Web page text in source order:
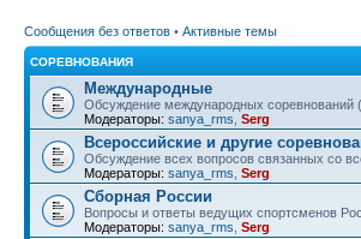
Сообщения без ответов • Активные темы
СОРЕВНОВАНИЯ
Международные
Обсуждение международных
Модераторы: sanya_rms Serg
Всероссийские и другие
Обсуждение всех вопросов связанных со
Модераторы: sanya_rms Serg
Сборная России
Вопросы и ответы ведущих спортсменов
Модераторы: sanya_rms Serg